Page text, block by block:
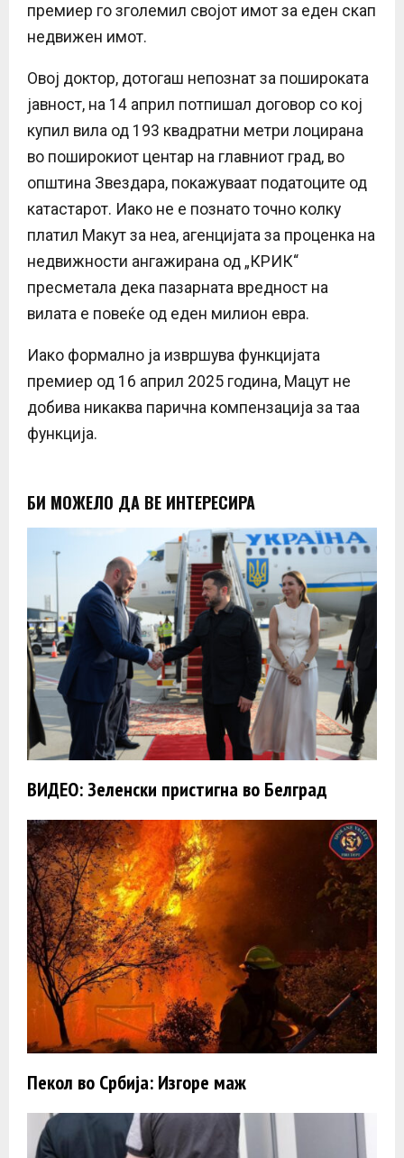
премиер го зголемил својот имот за еден скап
недвижен имот.
Овој доктор, дотогаш непознат за пошироката
јавност, на 14 април потпишал договор со кој
купил вила од 193 квадратни метри лоцирана
во поширокиот центар на главниот град, во
општина Звездара, покажуваат податоците од
катастарот. Иако не е познато точно колку
платил Макут за неа, агенцијата за проценка на
недвижности ангажирана од „КРИК“
пресметала дека пазарната вредност на
вилата е повеќе од еден милион евра.
Иако формално ја извршува функцијата
премиер од 16 април 2025 година, Мацут не
добива никаква парична компензација за таа
функција.
БИ МОЖЕЛО ДА ВЕ ИНТЕРЕСИРА
ВИДЕО: Зеленски пристигна во Белград
Пекол во Србија: Изгоре маж